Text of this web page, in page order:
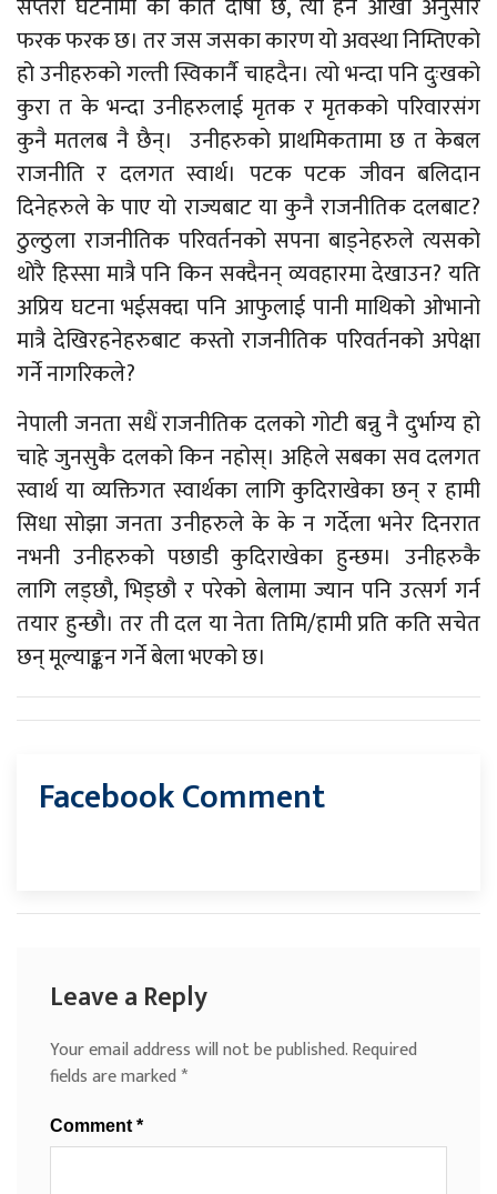
सप्तरी घटनामा को कति दोषी छ, त्यो हेर्ने आँखा अनुसार
फरक फरक छ। तर जस जसका कारण यो अवस्था निम्तिएको
हो उनीहरुको गल्ती स्विकार्नै चाहदैन। त्यो भन्दा पनि दुःखको
कुरा त के भन्दा उनीहरुलाई मृतक र मृतकको परिवारसंग
कुनै मतलब नै छैन्। उनीहरुको प्राथमिकतामा छ त केबल
राजनीति र दलगत स्वार्थ। पटक पटक जीवन बलिदान
दिनेहरुले के पाए यो राज्यबाट या कुनै राजनीतिक दलबाट?
ठुल्ठुला राजनीतिक परिवर्तनको सपना बाड्नेहरुले त्यसको
थोरै हिस्सा मात्रै पनि किन सक्दैनन् व्यवहारमा देखाउन? यति
अप्रिय घटना भईसक्दा पनि आफुलाई पानी माथिको ओभानो
मात्रै देखिरहनेहरुबाट कस्तो राजनीतिक परिवर्तनको अपेक्षा
गर्ने नागरिकले?
नेपाली जनता सधैं राजनीतिक दलको गोटी बन्नु नै दुर्भाग्य हो
चाहे जुनसुकै दलको किन नहोस्। अहिले सबका सव दलगत
स्वार्थ या व्यक्तिगत स्वार्थका लागि कुदिराखेका छन् र हामी
सिधा सोझा जनता उनीहरुले के के न गर्देला भनेर दिनरात
नभनी उनीहरुको पछाडी कुदिराखेका हुन्छम। उनीहरुकै
लागि लड्छौ, भिड्छौ र परेको बेलामा ज्यान पनि उत्सर्ग गर्न
तयार हुन्छौ। तर ती दल या नेता तिमि/हामी प्रति कति सचेत
छन् मूल्याङ्कन गर्ने बेला भएको छ।
Facebook Comment
Leave a Reply
Your email address will not be published.Required
fields are marked*
Comment*